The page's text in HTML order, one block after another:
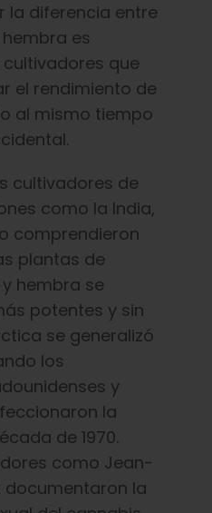
la diferencia entre
es
que
el rendimiento de
al mismo tiempo
cultivadores de
como la India,
comprendieron
plantas de
hembra se
potentes y sin
se generalizó
los
y
la
de 1970.
como Jean-
documentaron la